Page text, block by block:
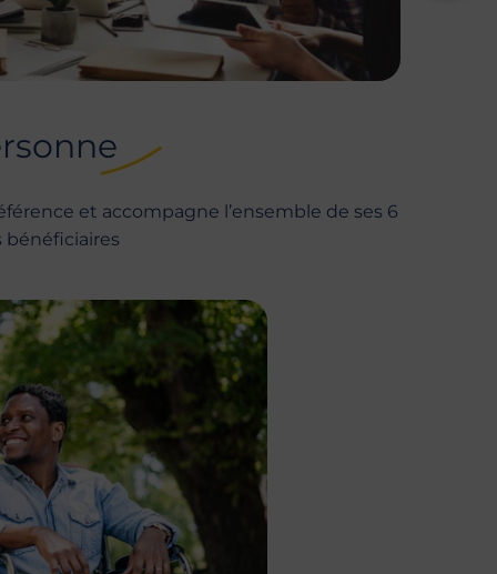
et accompagne l’ensemble de ses 6